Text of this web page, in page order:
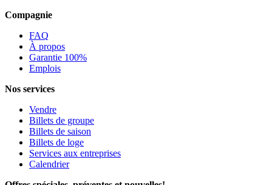
Compagnie
FAQ
À propos
Garantie 100%
Emplois
Nos services
Vendre
Billets de groupe
Billets de saison
Billets de loge
Services aux entreprises
Calendrier